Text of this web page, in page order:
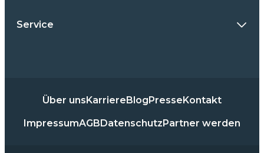
Service
Über unsKarriereBlogPresseKontakt
ImpressumAGBDatenschutzPartner werden